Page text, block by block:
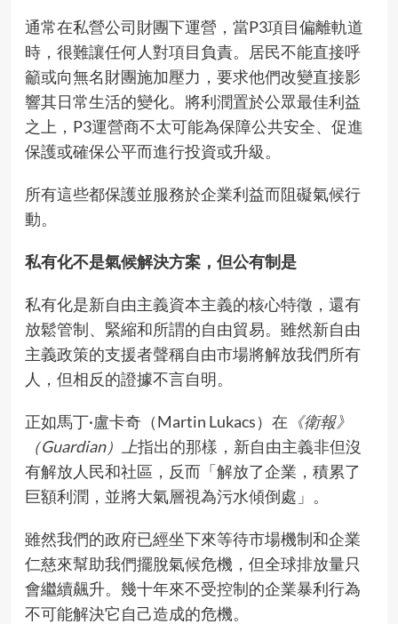
通常在私營公司財團下運營，當P3項目偏離軌道
時，很難讓任何人對項目負責。居民不能直接呼
籲或向無名財團施加壓力，要求他們改變直接影
響其日常生活的變化。將利潤置於公眾最佳利益
之上，P3運營商不太可能為保障公共安全、促進
保護或確保公平而進行投資或升級。
所有這些都保護並服務於企業利益而阻礙氣候行
動。
私有化不是氣候解決方案，但公有制是
私有化是新自由主義資本主義的核心特徵，還有
放鬆管制、緊縮和所謂的自由貿易。雖然新自由
主義政策的支援者聲稱自由市場將解放我們所有
人，但相反的證據不言自明。
正如馬丁·盧卡奇（Martin Lukacs） 在 《衛報》
（Guardian）上指出的那樣 ，新自由主義非但沒
有解放人民和社區，反而「解放了企業，積累了
巨額利潤，並將大氣層視為污水傾倒處」。
雖然我們的政府已經坐下來等待市場機制和企業
仁慈來幫助我們擺脫氣候危機，但全球排放量只
會繼續飆升。幾十年來不受控制的企業暴利行為
不可能解決它自己造成的危機。